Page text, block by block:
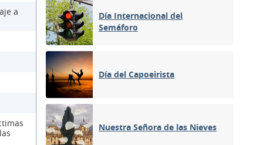
a
Día Internacional del
Semáforo
Día del Capoeirista
Nuestra Señora de las Nieves